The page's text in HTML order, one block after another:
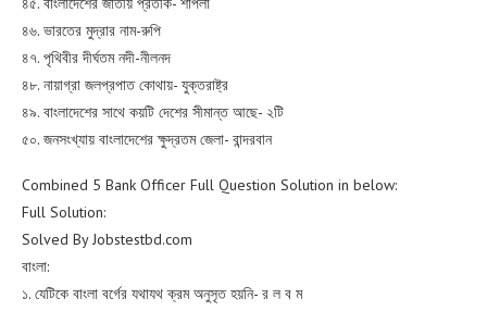
৪৬. ভারতের মুদ্রার নাম-রুপি
৪৭. পৃথিবীর দীর্ঘতম নদী-নীলনদ
৪৮. নায়াগ্রা জলপ্রপাত কোথায়- যুক্তরাষ্ট্র
৪৯. বাংলাদেশের সাথে কয়টি দেশের সীমান্ত আছে- ২টি
৫০. জনসংখ্যায় বাংলাদেশের ক্ষুদ্রতম জেলা- বান্দরবান
Combined 5 Bank Officer Full Question Solution in below:
Full Solution:
Solved By Jobstestbd.com
বাংলা:
১. যেটিকে বাংলা বর্গের যথাযথ ক্রম অনুসৃত হয়নি- র ল ব ম